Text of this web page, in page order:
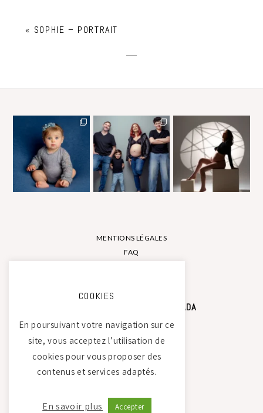
« SOPHIE – PORTRAIT
STUDIO PHOTO CAMILLE SAADA
Atelier Tierdam
121 La Baumondière
44240 Sucé-sur-Erdre
MENTIONS LÉGALES
FAQ
COOKIES
En poursuivant votre navigation sur ce
site, vous acceptez l’utilisation de
cookies pour vous proposer des
contenus et services adaptés.
En savoir plus Accepter